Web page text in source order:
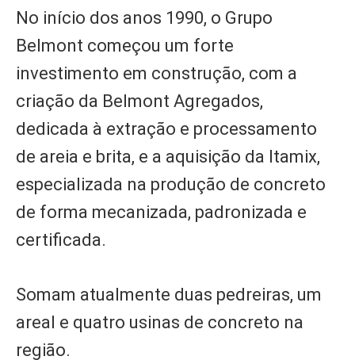
No início dos anos 1990, o Grupo
Belmont começou um forte
investimento em construção, com a
criação da Belmont Agregados,
dedicada à extração e processamento
de areia e brita, e a aquisição da Itamix,
especializada na produção de concreto
de forma mecanizada, padronizada e
certificada.
Somam atualmente duas pedreiras, um
areal e quatro usinas de concreto na
região.